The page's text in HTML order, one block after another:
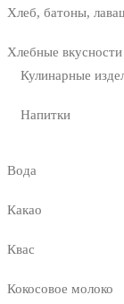
Хлеб, батоны,
Хлебные вкусности
Кулинарные
Напитки
Вода
Какао
Квас
Кокосовое молоко